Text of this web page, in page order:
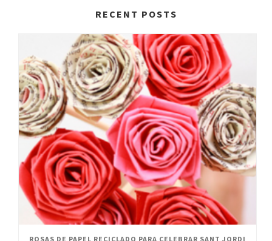
RECENT POSTS
ROSAS DE PAPEL RECICLADO PARA CELEBRAR SANT JORDI